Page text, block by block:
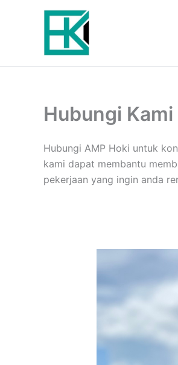
Hubungi
Hubungi AMP Hoki untuk
kami dapat membantu
pekerjaan yang ingin anda